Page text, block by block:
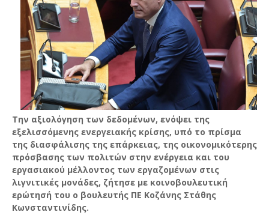
Την αξιολόγηση των δεδομένων, ενόψει της
εξελισσόμενης ενεργειακής κρίσης, υπό το πρίσμα
της διασφάλισης της επάρκειας, της οικονομικότερης
πρόσβασης των πολιτών στην ενέργεια και του
εργασιακού μέλλοντος των εργαζομένων στις
λιγνιτικές μονάδες, ζήτησε με κοινοβουλευτική
ερώτησή του ο βουλευτής ΠΕ Κοζάνης Στάθης
Κωνσταντινίδης.